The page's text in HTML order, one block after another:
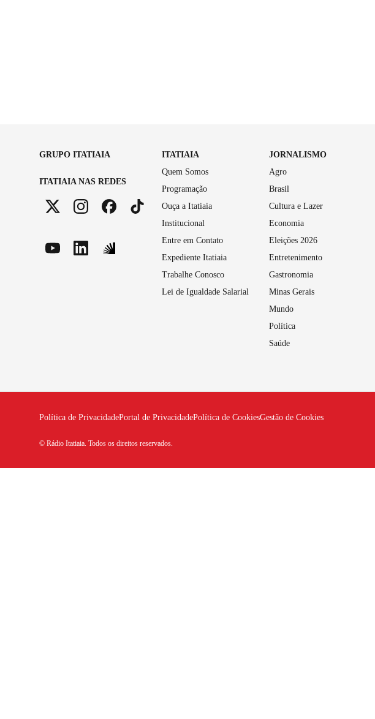
GRUPO ITATIAIA
ITATIAIA NAS REDES
ITATIAIA
Quem Somos
Programação
Ouça a Itatiaia
Institucional
Entre em Contato
Expediente Itatiaia
Trabalhe Conosco
Lei de Igualdade Salarial
JORNALISMO
Agro
Brasil
Cultura e Lazer
Economia
Eleições 2026
Entretenimento
Gastronomia
Minas Gerais
Mundo
Política
Saúde
Política de PrivacidadePortal de PrivacidadePolítica de CookiesGestão de Cookies
© Rádio Itatiaia. Todos os direitos reservados.